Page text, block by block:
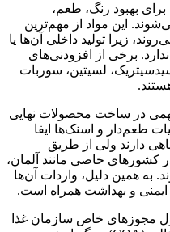
بهبود رنگ، طعم،
این مواد از مهم‌ترین
زیرا تولید داخلی آن‌ها یا
برخی از افزودنی‌های
لسیتین، سوربات
در ساخت محصولات نهایی
طعم‌دار و اسنک‌ها ایفا
دارند ولی از طریق
کشورهای خاصی مانند آلمان،
به همین دلیل، واردات آن‌ها
و بهداشت همراه است.
مجوزهای خاص سازمان غذا